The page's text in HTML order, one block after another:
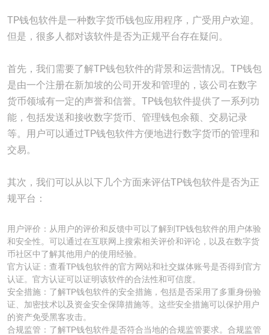
TP钱包软件是一种数字货币钱包应用程序，广受用户欢迎。
但是，很多人都对该软件是否为正规平台存在疑问。
首先，我们需要了解TP钱包软件的背景和运营情况。TP钱包
是由一个注册在新加坡的公司开发和管理的，该公司在数字
货币领域有一定的声誉和信誉。TP钱包软件提供了一系列功
能，包括发送和接收数字货币、管理钱包余额、交易记录
等。用户可以通过TP钱包软件方便地进行数字货币的管理和
交易。
其次，我们可以从以下几个方面来评估TP钱包软件是否为正
规平台：
用户评价：从用户的评价和反馈中可以了解到TP钱包软件的用户体验
和安全性。可以通过在互联网上搜索相关评价和评论，以及在数字货
币社区中了解其他用户的使用经验。
官方认证：查看TP钱包软件的官方网站和社交媒体账号是否得到官方
认证。官方认证可以证明该软件的合法性和可信度。
安全措施：了解TP钱包软件的安全措施，包括是否采用了多重身份验
证、加密技术以及资金安全保障措施等。这些安全措施可以保护用户
的资产免受黑客攻击。
合规监管：了解TP钱包软件是否符合当地的合规监管要求。合规监管